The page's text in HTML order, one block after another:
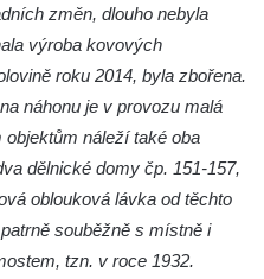
v
v
v
Pfeifera)
změn, dlouho nebyla
výroba kovových
roku 2014, byla zbořena.
náhonu je v provozu malá
náleží také oba
dělnické domy čp. 151-157,
oblouková lávka od těchto
souběžně s místně i
tzn. v roce 1932.